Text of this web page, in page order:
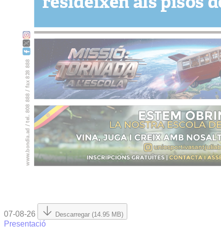
07-08-26 Descarregar (14.95 MB)
Presentació